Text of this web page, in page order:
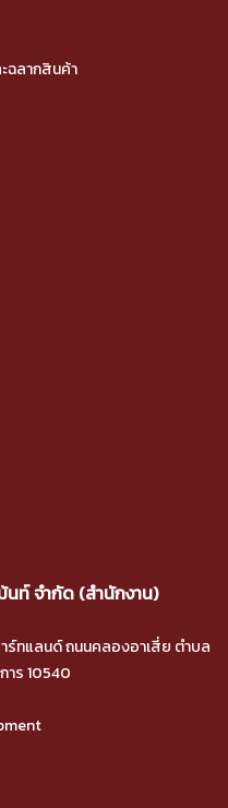
ฉลากสินค้า
นท์ จำกัด (สำนักงาน)
ทแลนด์ ถนนคลองอาเสี่ย ตำบล
ร 10540